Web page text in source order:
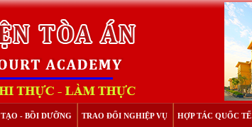
- BỒI DƯỠNG TRAO ĐỔI NGHIỆP VỤ HỢP TÁC QUỐC TẾ